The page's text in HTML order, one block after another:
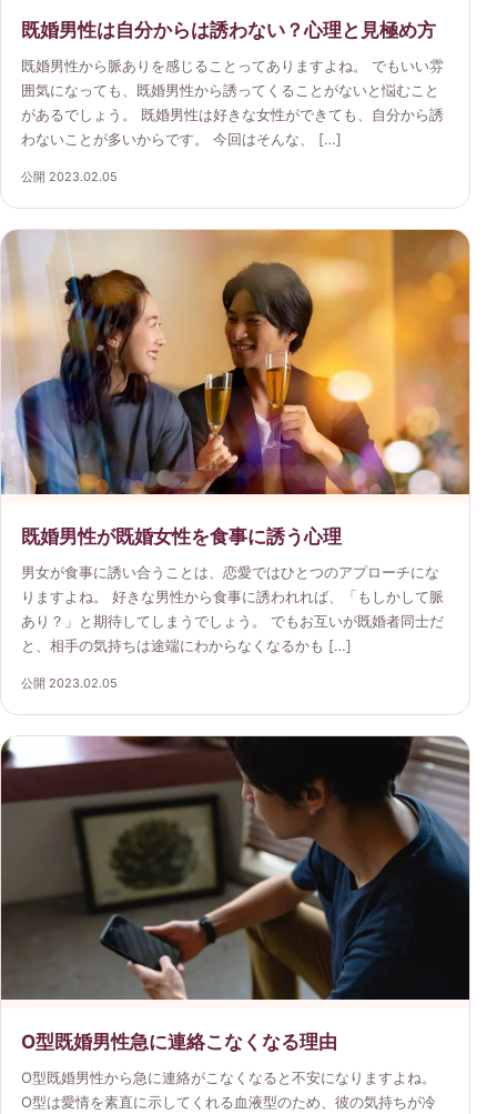
既婚男性は自分からは誘わない？心理と見極め方
既婚男性から脈ありを感じることってありますよね。 でもいい雰
囲気になっても、既婚男性から誘ってくることがないと悩むこと
があるでしょう。 既婚男性は好きな女性ができても、自分から誘
わないことが多いからです。 今回はそんな、 […]
公開 2023.02.05
既婚男性が既婚女性を食事に誘う心理
男女が食事に誘い合うことは、恋愛ではひとつのアプローチにな
りますよね。 好きな男性から食事に誘われれば、「もしかして脈
あり？」と期待してしまうでしょう。 でもお互いが既婚者同士だ
と、相手の気持ちは途端にわからなくなるかも […]
公開 2023.02.05
O型既婚男性急に連絡こなくなる理由
O型既婚男性から急に連絡がこなくなると不安になりますよね。
O型は愛情を素直に示してくれる血液型のため、彼の気持ちが冷